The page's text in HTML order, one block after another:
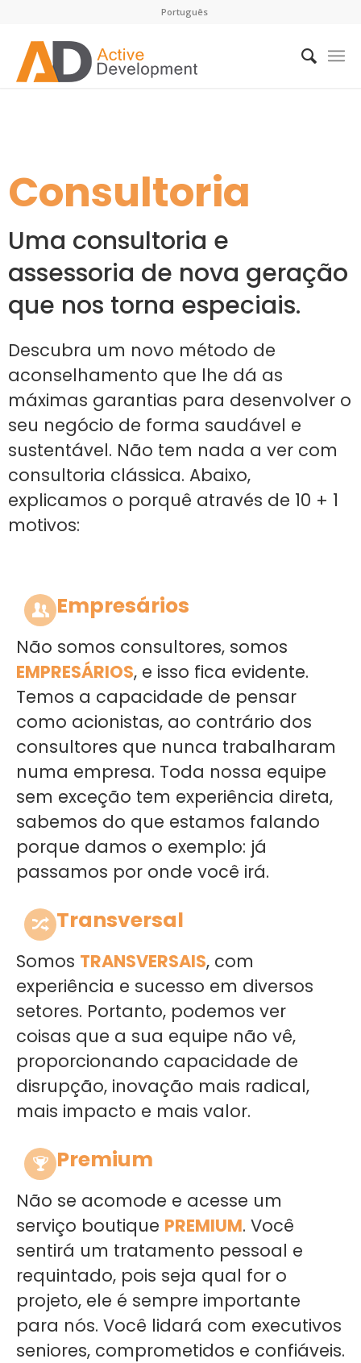
Português
Consultoria
Uma consultoria e
assessoria de nova geração
que nos torna especiais.
Descubra um novo método de
aconselhamento que lhe dá as
máximas garantias para desenvolver o
seu negócio de forma saudável e
sustentável. Não tem nada a ver com
consultoria clássica. Abaixo,
explicamos o porquê através de 10 + 1
motivos:
Empresários
Não somos consultores, somos
EMPRESÁRIOS, e isso fica evidente.
Temos a capacidade de pensar
como acionistas, ao contrário dos
consultores que nunca trabalharam
numa empresa. Toda nossa equipe
sem exceção tem experiência direta,
sabemos do que estamos falando
porque damos o exemplo: já
passamos por onde você irá.
Transversal
Somos TRANSVERSAIS, com
experiência e sucesso em diversos
setores. Portanto, podemos ver
coisas que a sua equipe não vê,
proporcionando capacidade de
disrupção, inovação mais radical,
mais impacto e mais valor.
Premium
Não se acomode e acesse um
serviço boutique PREMIUM. Você
sentirá um tratamento pessoal e
requintado, pois seja qual for o
projeto, ele é sempre importante
para nós. Você lidará com executivos
seniores, comprometidos e confiáveis.